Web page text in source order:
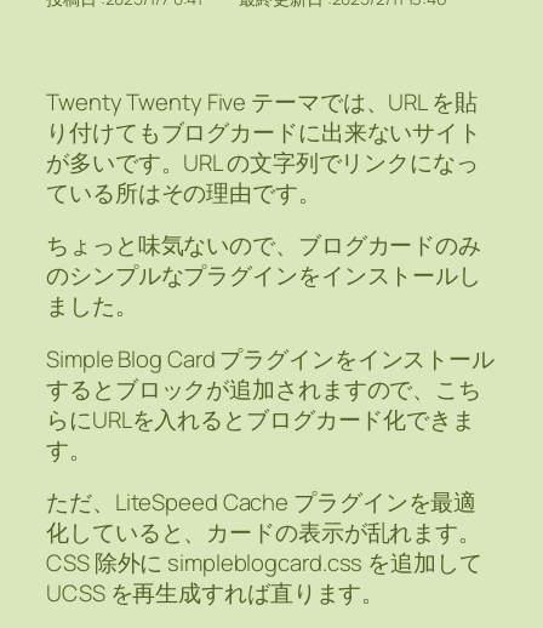
Twenty Twenty Five テーマでは、URL を貼
り付けてもブログカードに出来ないサイト
が多いです。URL の文字列でリンクになっ
ている所はその理由です。
ちょっと味気ないので、ブログカードのみ
のシンプルなプラグインをインストールし
ました。
Simple Blog Card プラグインをインストール
するとブロックが追加されますので、こち
らにURLを入れるとブログカード化できま
す。
ただ、LiteSpeed Cache プラグインを最適
化していると、カードの表示が乱れます。
CSS 除外に simpleblogcard.css を追加して
UCSS を再生成すれば直ります。